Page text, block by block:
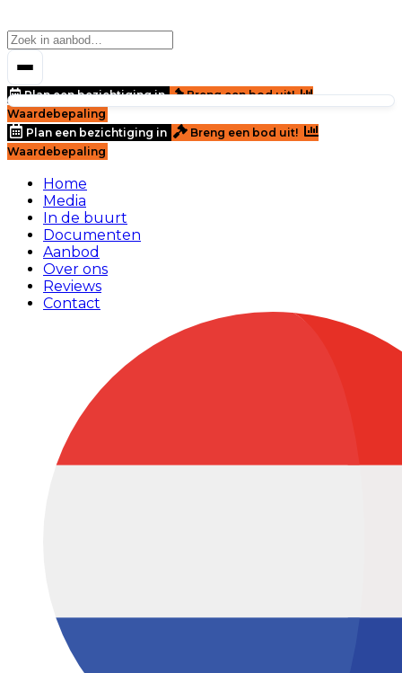
Plan een bezichtiging in
Breng een bod uit!
Waardebepaling
Plan een bezichtiging in
Breng een bod uit!
Waardebepaling
Home
Media
In de buurt
Documenten
Aanbod
Over ons
Reviews
Contact